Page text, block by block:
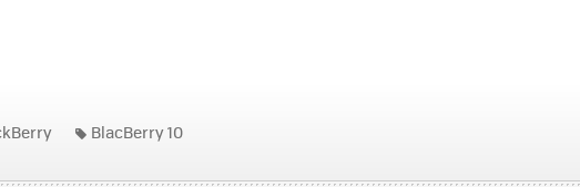
BlacBerry 10